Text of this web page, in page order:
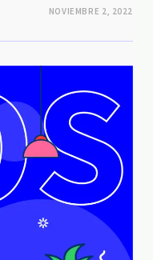
NOVIEMBRE 2, 2022